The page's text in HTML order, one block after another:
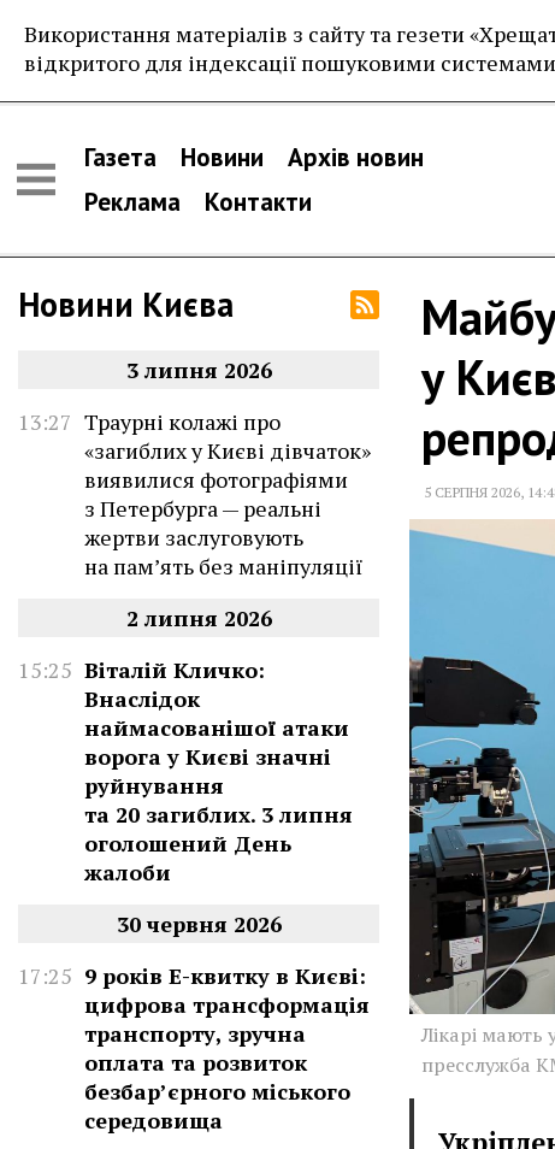
Використання матеріалів з сайту та гезети
відкритого для індексації пошуковими
Газета Новини
Архів новин
Реклама
Контакти
Новини Києва
3 липня 2026
13:27 Траурні колажі про
«загиблих у Києві дівчаток»
виявилися фотографіями
з Петербурга — реальні
жертви заслуговують
на пам’ять без маніпуляції
2 липня 2026
15:25 Віталій Кличко:
Внаслідок
наймасованішої атаки
ворога у Києві значні
руйнування
та 20 загиблих. 3 липня
оголошений День
жалоби
30 червня 2026
17:25 9 років Е-квитку в Києві:
цифрова трансформація
транспорту, зручна
оплата та розвиток
безбар’єрного міського
середовища
у
5 СЕРПНЯ 2026,
Лікарі мають
пресслужба